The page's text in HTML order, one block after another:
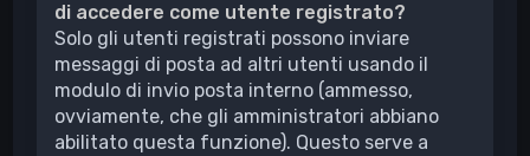
di accedere come utente registrato?
Solo gli utenti registrati possono inviare
messaggi di posta ad altri utenti usando il
modulo di invio posta interno (ammesso,
ovviamente, che gli amministratori abbiano
abilitato questa funzione). Questo serve a